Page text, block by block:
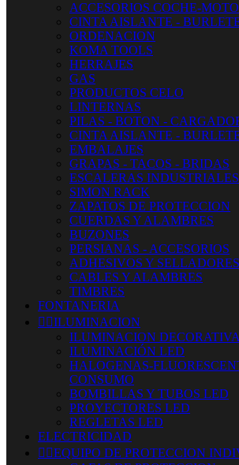
ACCESORIOS COCHE-
CINTA AISLANTE -
ORDENACION
KOMA TOOLS
HERRAJES
GAS
PRODUCTOS CELO
LINTERNAS
PILAS - BOTON -
CINTA AISLANTE -
EMBALAJES
GRAPAS - TACOS - BRIDAS
ESCALERAS
SIMON RACK
ZAPATOS DE PROTECCION
CUERDAS Y ALAMBRES
BUZONES
PERSIANAS - ACCESORIOS
ADHESIVOS Y SELLADORES
CABLES Y ALAMBRES
TIMBRES
FONTANERIA
 ILUMINACION
ILUMINACION DECORATIVA
ILUMINACIÓN LED
HALOGENAS-
CONSUMO
BOMBILLAS Y TUBOS LED
PROYECTORES LED
REGLETAS LED
ELECTRICIDAD
 EQUIPO DE PROTECCION